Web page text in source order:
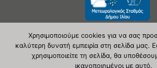
Copyright 2020 © Δήμος Ιλίου
Χρησιμοποιούμε cookies για να σας
καλύτερη δυνατή εμπειρία στη σελίδα μας.
χρησιμοποιείτε τη σελίδα, θα
ικανοποιημένοι με αυτό.